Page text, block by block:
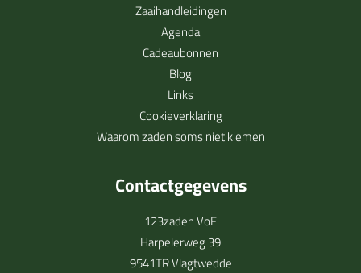
Zaaihandleidingen
Agenda
Cadeaubonnen
Blog
Links
Cookieverklaring
Waarom zaden soms niet kiemen
Contactgegevens
123zaden VoF
Harpelerweg 39
9541TR Vlagtwedde